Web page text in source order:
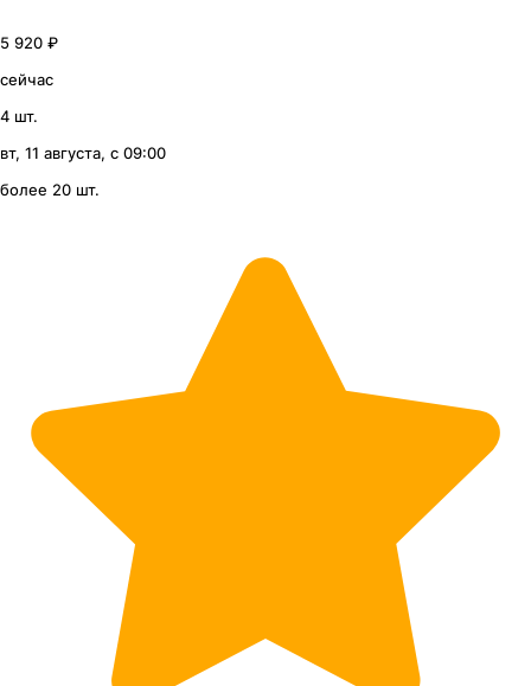
5 920 ₽
сейчас
4 шт.
вт, 11 августа, с 09:00
более 20 шт.